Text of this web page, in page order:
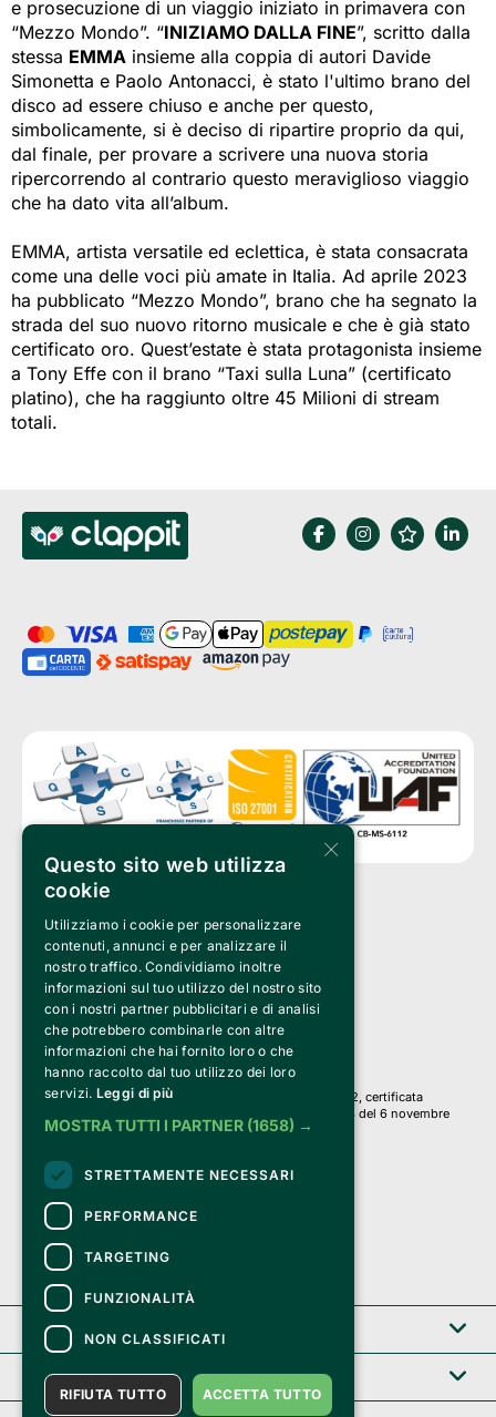
e prosecuzione di un viaggio iniziato in primavera con
“Mezzo Mondo”. “INIZIAMO DALLA FINE”, scritto dalla
stessa EMMA insieme alla coppia di autori Davide
Simonetta e Paolo Antonacci, è stato l'ultimo brano del
disco ad essere chiuso e anche per questo,
simbolicamente, si è deciso di ripartire proprio da qui,
dal finale, per provare a scrivere una nuova storia
ripercorrendo al contrario questo meraviglioso viaggio
che ha dato vita all’album.
EMMA, artista versatile ed eclettica, è stata consacrata
come una delle voci più amate in Italia. Ad aprile 2023
ha pubblicato “Mezzo Mondo”, brano che ha segnato la
strada del suo nuovo ritorno musicale e che è già stato
certificato oro. Quest’estate è stata protagonista insieme
a Tony Effe con il brano “Taxi sulla Luna” (certificato
platino), che ha raggiunto oltre 45 Milioni di stream
totali.
Clappit è un marchio di proprietà di:
Bemils Srl
a Socio Unico
Via Fosse Ardeatine, 4 -20092 Cinisello Balsamo (MI)
PI 05589050961
Iscr. C.C.I.A.A. Milano R.E.A. 1833471
© 2010-2025 Bemils Srl - Tutti i diritti riservati
Credits:
Clappit è basato sulla piattaforma di biglietteria Belive 6.2, certificata
dall’Agenzia delle Entrate con protocollo n. 2025/445474 del 6 novembre
2025.
Su Clappit i tuoi acquisti ed i tuoi dati
sono sicuri e protetti da un certificato SSL
con crittografia a 128 bit.
Clappit
Help center
×
Questo sito web utilizza
cookie
Utilizziamo i cookie per personalizzare
contenuti, annunci e per analizzare il
nostro traffico. Condividiamo inoltre
informazioni sul tuo utilizzo del nostro sito
con i nostri partner pubblicitari e di analisi
che potrebbero combinarle con altre
informazioni che hai fornito loro o che
hanno raccolto dal tuo utilizzo dei loro
servizi. Leggi di più
MOSTRA TUTTI I PARTNER (1658) →
STRETTAMENTE NECESSARI
PERFORMANCE
TARGETING
FUNZIONALITÀ
NON CLASSIFICATI
ACCETTA TUTTO
RIFIUTA TUTTO